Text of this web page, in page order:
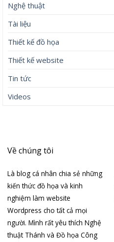
Nghệ thuật
Tài liệu
Thiết kế đồ họa
Thiết kế website
Tin tức
Videos
Về chúng tôi
Là blog cá nhân chia sẻ những
kiến thức đồ họa và kinh
nghiệm làm website
Wordpress cho tất cả mọi
người. Mình rất yêu thích Nghệ
thuật Thánh và Đồ họa Công